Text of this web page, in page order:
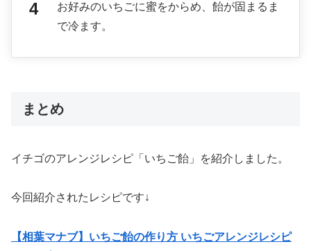
お好みのいちごに蜜をからめ、飴が固まるま
で冷ます。
まとめ
イチゴのアレンジレシピ「いちご飴」を紹介しました。
今回紹介されたレシピです↓
【相葉マナブ】いちご飴の作り方 いちごアレンジレシピ